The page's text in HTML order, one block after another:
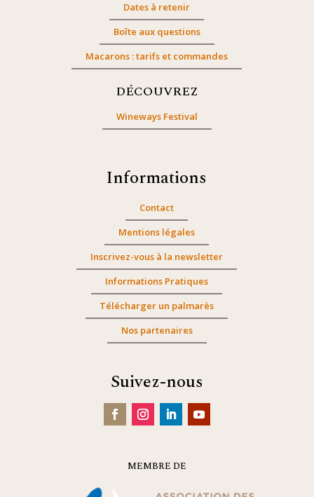
Dates à retenir
Boîte aux questions
Macarons : tarifs et commandes
DÉCOUVREZ
Wineways Festival
Informations
Contact
Mentions légales
Inscrivez-vous à la newsletter
Informations Pratiques
Télécharger un palmarès
Nos partenaires
Suivez-nous
MEMBRE DE